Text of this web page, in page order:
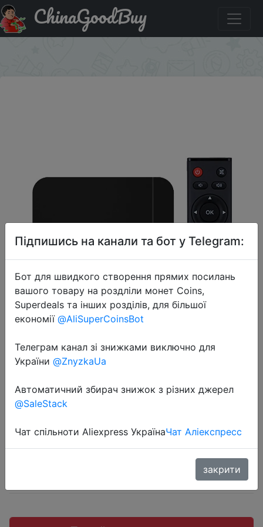
Знижка на Tanix W2 2/16GB Smart TV Box Hdmi Interface
Highdefinition TV Settop Box
ChinaGoodBuy
Tanix W2 2/16GB Smart TV Box
Hdmi Interface Highdefinition TV
$16.02
Підпишись на канали та бот у Telegram:
Бот для швидкого створення прямих посилань
вашого товару на роздліли монет Coins,
Superdeals та інших розділів, для більшої
економії @AliSuperCoinsBot
Телеграм канал зі знижками виключно для
України @ZnyzkaUa
Автоматичний збирач знижок з різних джерел
@SaleStack
Чат спільноти Aliexpress УкраїнаЧат Аліекспресс
закрити